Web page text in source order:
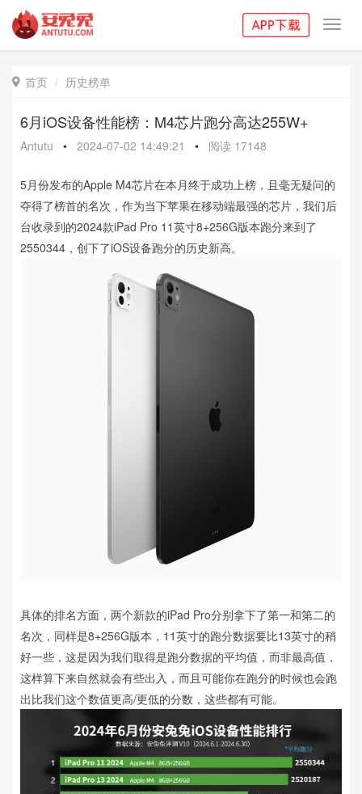
 首页 历史榜单
6月iOS设备性能榜：M4芯片跑分高达255W+
Antutu • 2024-07-02 14:49:21 • 阅读 17148
5月份发布的Apple M4芯片在本月终于成功上榜，且毫无疑问的
夺得了榜首的名次，作为当下苹果在移动端最强的芯片，我们后
台收录到的2024款iPad Pro 11英寸8+256G版本跑分来到了
2550344，创下了iOS设备跑分的历史新高。
具体的排名方面，两个新款的iPad Pro分别拿下了第一和第二的
名次，同样是8+256G版本，11英寸的跑分数据要比13英寸的稍
好一些，这是因为我们取得是跑分数据的平均值，而非最高值，
这样算下来自然就会有些出入，而且可能你在跑分的时候也会跑
出比我们这个数值更高/更低的分数，这些都有可能。